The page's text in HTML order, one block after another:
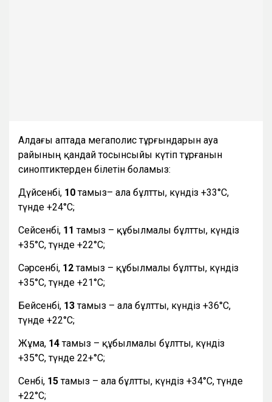
Алдағы аптада мегаполис тұрғындарын ауа
райының қандай тосынсыйы күтіп тұрғанын
синоптиктерден білетін боламыз:
Дүйсенбі, 10тамыз– ала бұлтты, күндіз +33°С,
түнде +24°С;
Сейсенбі, 11тамыз – құбылмалы бұлтты, күндіз
+35°С, түнде +22°С;
Сәрсенбі, 12тамыз – құбылмалы бұлтты, күндіз
+35°С, түнде +21°С;
Бейсенбі, 13тамыз – ала бұлтты, күндіз +36°С,
түнде +22°С;
Жұма, 14тамыз – құбылмалы бұлтты, күндіз
+35°С, түнде 22+°С;
Сенбі, 15тамыз – ала бұлтты, күндіз +34°С, түнде
+22°С;